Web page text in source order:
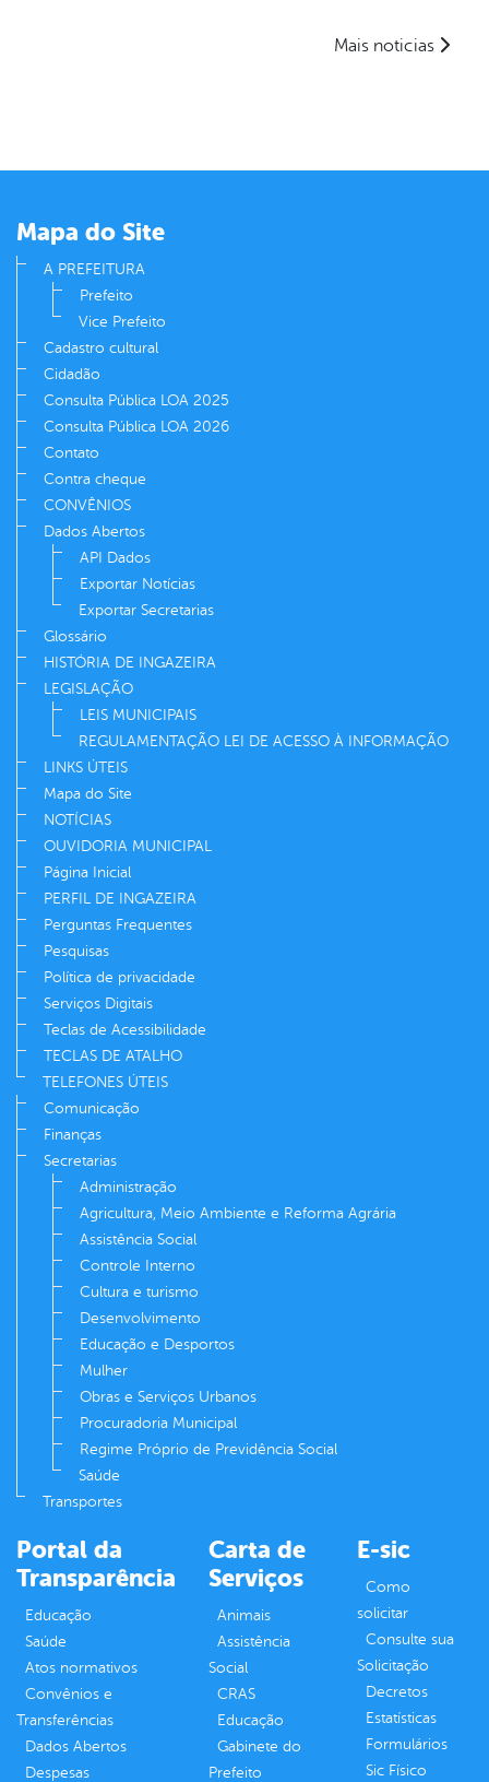
Mais noticias
Mapa do Site
A PREFEITURA
Prefeito
Vice Prefeito
Cadastro cultural
Cidadão
Consulta Pública LOA 2025
Consulta Pública LOA 2026
Contato
Contra cheque
CONVÊNIOS
Dados Abertos
API Dados
Exportar Notícias
Exportar Secretarias
Glossário
HISTÓRIA DE INGAZEIRA
LEGISLAÇÃO
LEIS MUNICIPAIS
REGULAMENTAÇÃO LEI DE ACESSO À INFORMAÇÃO
LINKS ÚTEIS
Mapa do Site
NOTÍCIAS
OUVIDORIA MUNICIPAL
Página Inicial
PERFIL DE INGAZEIRA
Perguntas Frequentes
Pesquisas
Política de privacidade
Serviços Digitais
Teclas de Acessibilidade
TECLAS DE ATALHO
TELEFONES ÚTEIS
Comunicação
Finanças
Secretarias
Administração
Agricultura, Meio Ambiente e Reforma Agrária
Assistência Social
Controle Interno
Cultura e turismo
Desenvolvimento
Educação e Desportos
Mulher
Obras e Serviços Urbanos
Procuradoria Municipal
Regime Próprio de Previdência Social
Saúde
Transportes
Portal da
Transparência
Educação
Saúde
Atos normativos
Convênios e
Transferências
Dados Abertos
Despesas
Carta de
Serviços
Animais
Assistência
Social
CRAS
Educação
Gabinete do
Prefeito
E-sic
Como
solicitar
Consulte sua
Solicitação
Decretos
Estatísticas
Formulários
Sic Físico